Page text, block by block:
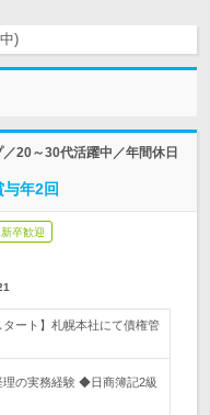
)
20～30代活躍中／年間休日
年2回
卒歓迎
タート】札幌本社にて債権管
理の実務経験 ◆日商簿記2級